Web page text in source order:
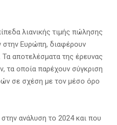
λιανικής τιμής πώλησης
Ευρώπη, διαφέρουν
αποτελέσματα της έρευνας
τα οποία παρέχουν σύγκριση
σε σχέση με τον μέσο όρο
ανάλυση το 2024 και που